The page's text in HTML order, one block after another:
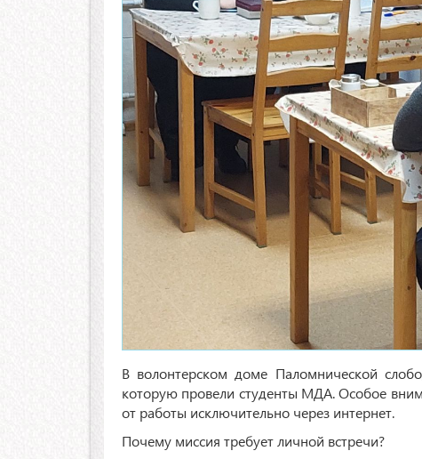
В волонтерском доме Паломнической
которую провели студенты МДА. Особое
от работы исключительно через интернет.
Почему миссия требует личной встречи?